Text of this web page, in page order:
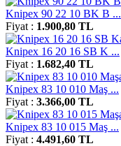
Knipex 90 22 10 BK B ...
Fiyat : 1.900,80 TL
Knipex 16 20 16 SB K ...
Fiyat : 1.682,40 TL
Knipex 83 10 010 Maş ...
Fiyat : 3.366,00 TL
Knipex 83 10 015 Maş ...
Fiyat : 4.491,60 TL